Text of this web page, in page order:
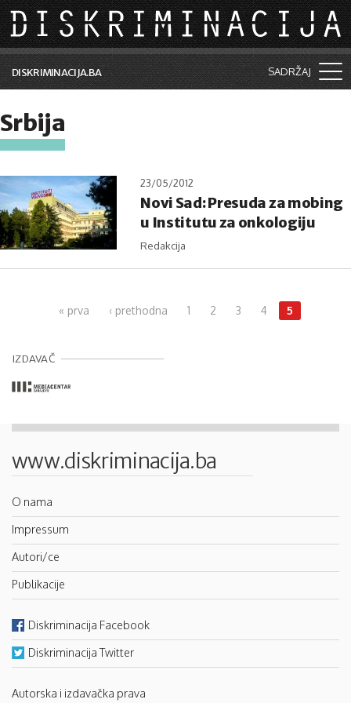
Skip to main content
DISKRIMINACIJA.BA SADRŽAJ
Vijesti i događaji
Kolumne
Lične priče
Saradnja sa medijima
Srbija
23/05/2012
Novi Sad: Presuda za mobing
u Institutu za onkologiju
Redakcija
« prva ‹ prethodna 1 2 3 4 5
IZDAVAČ
www.diskriminacija.ba
O nama
Impressum
Autori/ce
Publikacije
Diskriminacija Facebook
Diskriminacija Twitter
Autorska i izdavačka prava